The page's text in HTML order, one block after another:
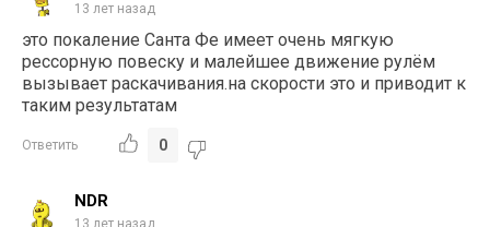
13 лет назад
это покаление Санта Фе имеет очень мягкую
рессорную повеску и малейшее движение рулём
вызывает раскачивания.на скорости это и приводит к
таким результатам
Ответить 0
NDR